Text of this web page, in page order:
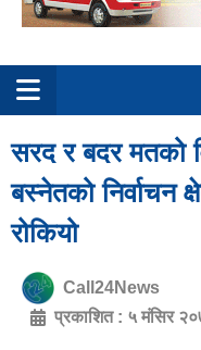
सरद र बदर मतको
बस्नेतको निर्वाचन
रोकियो
Call24News
प्रकाशित : ५ मंसिर